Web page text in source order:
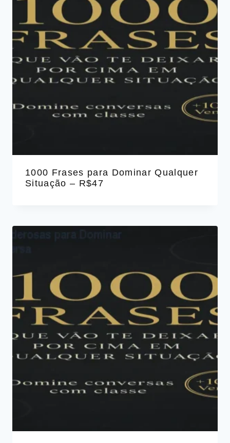
1000 Frases para Dominar Qualquer
Situação – R$47